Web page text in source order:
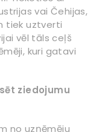
vai Čehijas,
tiek uztverti
vēl tāls ceļš
kuri gatavi
ziedojumu
no uzņēmēju